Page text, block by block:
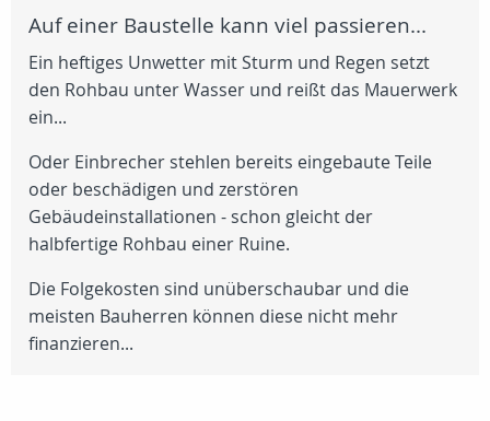
Auf einer Baustelle kann viel passieren...
Ein heftiges Unwetter mit Sturm und Regen setzt
den Rohbau unter Wasser und reißt das Mauerwerk
ein...
Oder Einbrecher stehlen bereits eingebaute Teile
oder beschädigen und zerstören
Gebäudeinstallationen - schon gleicht der
halbfertige Rohbau einer Ruine.
Die Folgekosten sind unüberschaubar und die
meisten Bauherren können diese nicht mehr
finanzieren...